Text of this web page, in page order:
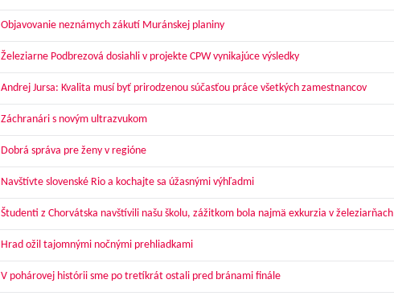
Objavovanie neznámych zákutí Muránskej planiny
Železiarne Podbrezová dosiahli v projekte CPW vynikajúce výsledky
Andrej Jursa: Kvalita musí byť prirodzenou súčasťou práce všetkých zamestnancov
Záchranári s novým ultrazvukom
Dobrá správa pre ženy v regióne
Navštívte slovenské Rio a kochajte sa úžasnými výhľadmi
Študenti z Chorvátska navštívili našu školu, zážitkom bola najmä exkurzia v železiarňach
Hrad ožil tajomnými nočnými prehliadkami
V pohárovej histórii sme po tretíkrát ostali pred bránami finále